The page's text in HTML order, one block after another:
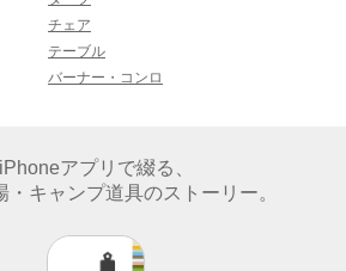
チェア
テーブル
バーナー・コンロ
iPhoneアプリで綴る、
・キャンプ道具のストーリー。